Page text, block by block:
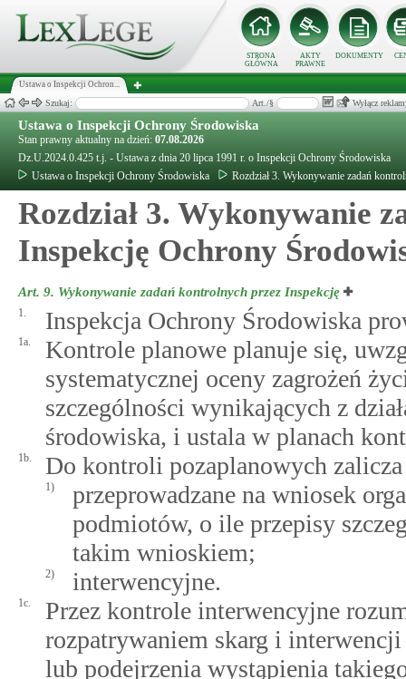
STRONA
GŁÓWNA
AKTY
PRAWNE
DOKUMENTY
Ustawa o Inspekcji Ochron...
Szukaj: Art./§ Wyłącz
Ustawa o Inspekcji Ochrony Środowiska
Stan prawny aktualny na dzień: 07.08.2026
Dz.U.2024.0.425 t.j. - Ustawa z dnia 20 lipca 1991 r. o Inspekcji Ochrony Środowiska
Ustawa o Inspekcji Ochrony Środowiska
Rozdział 3. Wykonywanie zadań
Rozdział 3. Wykonywanie
Inspekcję Ochrony
Art. 9. Wykonywanie zadań kontrolnych przez Inspekcję
1. Inspekcja Ochrony Środowiska
1a.
Kontrole planowe planuje się,
systematycznej oceny zagrożeń
szczególności wynikających z
środowiska, i ustala w planach
1b. Do kontroli pozaplanowych
1)
przeprowadzane na wniosek
podmiotów, o ile przepisy
takim wnioskiem;
2) interwencyjne.
1c.
Przez kontrole interwencyjne
rozpatrywaniem skarg i
lub podejrzenia wystąpienia